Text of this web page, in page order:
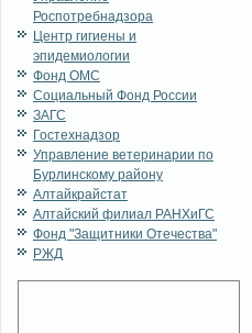
Роспотребнадзора
Центр гигиены и
эпидемиологии
Фонд ОМС
Социальный Фонд России
ЗАГС
Гостехнадзор
Управление ветеринарии по
Бурлинскому району
Алтайкрайстат
Алтайский филиал РАНХиГС
Фонд "Защитники Отечества"
РЖД